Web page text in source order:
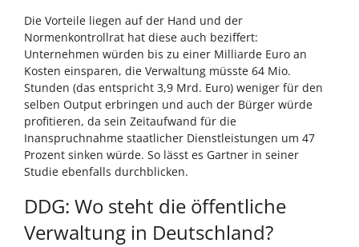
Die Vorteile liegen auf der Hand und der
Normenkontrollrat hat diese auch beziffert:
Unternehmen würden bis zu einer Milliarde Euro an
Kosten einsparen, die Verwaltung müsste 64 Mio.
Stunden (das entspricht 3,9 Mrd. Euro) weniger für den
selben Output erbringen und auch der Bürger würde
profitieren, da sein Zeitaufwand für die
Inanspruchnahme staatlicher Dienstleistungen um 47
Prozent sinken würde. So lässt es Gartner in seiner
Studie ebenfalls durchblicken.
DDG: Wo steht die öffentliche
Verwaltung in Deutschland?